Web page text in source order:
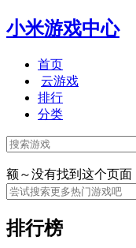
小米游戏中心
首页
云游戏
排行
分类
额～没有找到这个页面
排行榜